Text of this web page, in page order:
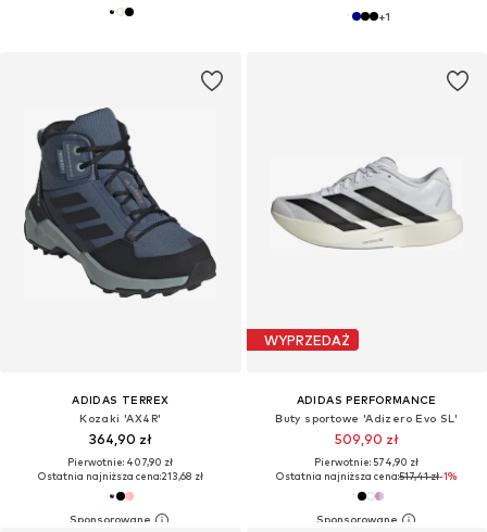
+1
ADIDAS TERREX
Kozaki 'AX4R'
364,90 zł
Pierwotnie: 407,90 zł
Ostatnia najniższa cena:213,68 zł
WYPRZEDAŻ
ADIDAS PERFORMANCE
Buty sportowe 'Adizero Evo SL'
509,90 zł
Pierwotnie: 574,90 zł
Ostatnia najniższa cena:517,41 zł-1%